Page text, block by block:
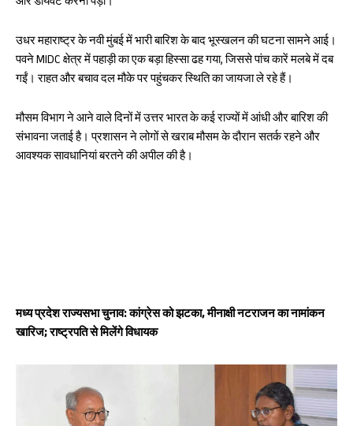
उधर महाराष्ट्र के नवी मुंबई में भारी बारिश के बाद भूस्खलन की घटना सामने आई।
पवने MIDC क्षेत्र में पहाड़ी का एक बड़ा हिस्सा ढह गया, जिससे पांच कारें मलबे में दब
गईं। राहत और बचाव दल मौके पर पहुंचकर स्थिति का जायजा ले रहे हैं।
मौसम विभाग ने आने वाले दिनों में उत्तर भारत के कई राज्यों में आंधी और बारिश की
संभावना जताई है। प्रशासन ने लोगों से खराब मौसम के दौरान सतर्क रहने और
आवश्यक सावधानियां बरतने की अपील की है।
मध्य प्रदेश राज्यसभा चुनाव: कांग्रेस को झटका, मीनाक्षी नटराजन का नामांकन
खारिज; राष्ट्रपति से मिलेंगे विधायक